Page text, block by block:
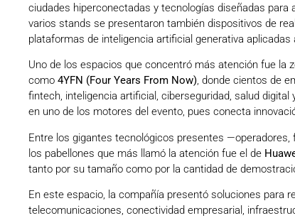
ciudades hiperconectadas y tecnologías diseñadas
varios stands se presentaron también dispositivos de
plataformas de inteligencia artificial generativa
Uno de los espacios que concentró más atención fue la
como 4YFN (Four Years From Now), donde cientos de
fintech, inteligencia artificial, ciberseguridad, salud
en uno de los motores del evento, pues conecta
Entre los gigantes tecnológicos presentes
los pabellones que más llamó la atención fue el de
tanto por su tamaño como por la cantidad de
En este espacio, la compañía presentó soluciones para
telecomunicaciones, conectividad empresarial,